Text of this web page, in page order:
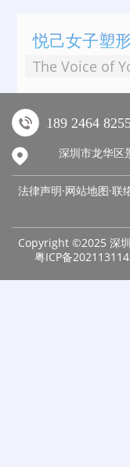
悦己女子塑形
The Voice of
189 2464
深圳市龙华区
法律声明·网站地图·联
Copyright ©2025 深
粤ICP备